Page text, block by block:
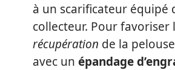
à un scarificateur équipé
collecteur. Pour favoriser
récupération de la
avec un épandage